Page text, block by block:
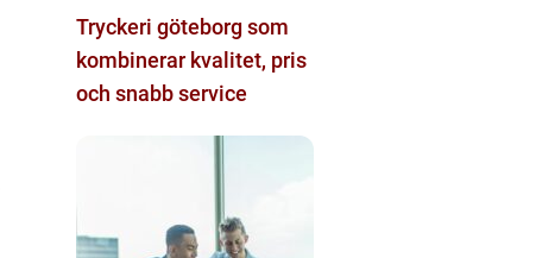
Tryckeri göteborg som
kombinerar kvalitet, pris
och snabb service